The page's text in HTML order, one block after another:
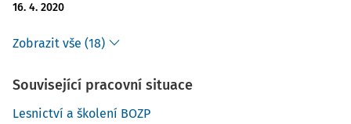
16. 4. 2020
Zobrazit vše (18)
Související pracovní situace
Lesnictví a školení BOZP